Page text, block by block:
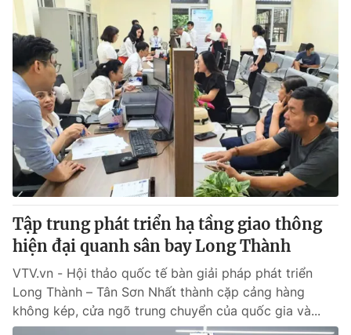
Theo dõi báo trên
Cơ quan chủ quản:Đài Truyền hình Việt Nam
Cơ quan báo chí:Thời báo VTV
Giấy phép hoạt động báo in và báo điện tử số 483/GP-BTTTT
cấp ngày 29/12/2023
Tổng Biên tập:Vũ Thanh Thủy
Phó Tổng Biên tập:Nguyễn Thị Mỹ Hạnh, Phạm Quốc Thắng,
Nguyễn Trọng Ninh
Tổng đài VTV:024.38 355 931 - 024.38 355 932
Ðiện thoại Thời báo VTV:024.66 897 897
toasoan@vtv.vn
Liên hệ quảng cáo:024-7300.7108
Tập trung phát triển hạ tầng giao thông
hiện đại quanh sân bay Long Thành
VTV.vn - Hội thảo quốc tế bàn giải pháp phát triển
Long Thành – Tân Sơn Nhất thành cặp cảng hàng
không kép, cửa ngõ trung chuyển của quốc gia và...